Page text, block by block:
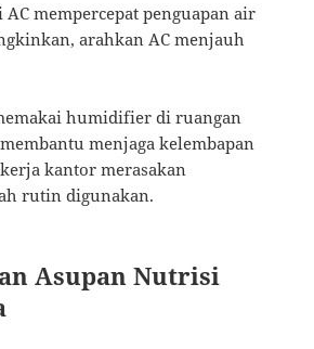
mempercepat penguapan air
arahkan AC menjauh
humidifier di ruangan
menjaga kelembapan
kantor merasakan
rutin digunakan.
Asupan Nutrisi